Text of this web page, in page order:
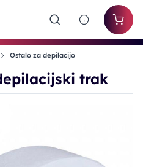
Ostalo za depilacijo
trak